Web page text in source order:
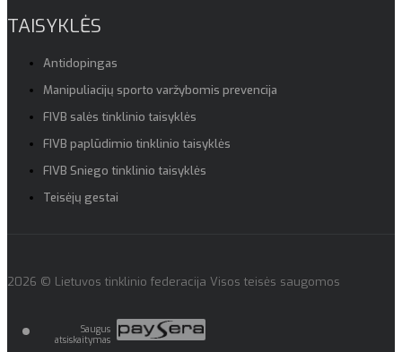
TAISYKLĖS
Antidopingas
Manipuliacijų sporto varžybomis prevencija
FIVB salės tinklinio taisyklės
FIVB paplūdimio tinklinio taisyklės
FIVB Sniego tinklinio taisyklės
Teisėjų gestai
2026 © Lietuvos tinklinio federacija Visos teisės saugomos
Saugus
atsiskaitymas